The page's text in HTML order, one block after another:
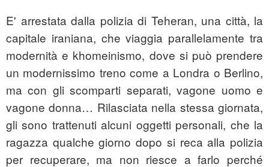
E' arrestata dalla polizia di Teheran, una città, la
capitale iraniana, che viaggia parallelamente tra
modernità e khomeinismo, dove si può prendere
un modernissimo treno come a Londra o Berlino,
ma con gli scomparti separati, vagone uomo e
vagone donna… Rilasciata nella stessa giornata,
gli sono trattenuti alcuni oggetti personali, che la
ragazza qualche giorno dopo si reca alla polizia
per recuperare, ma non riesce a farlo perché